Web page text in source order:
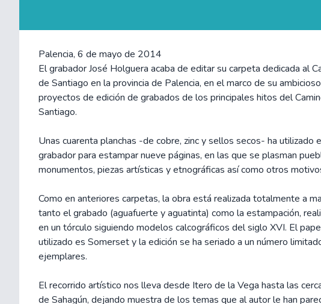
Palencia, 6 de mayo de 2014
El grabador José Holguera acaba de editar su carpeta dedicada al
de Santiago en la provincia de Palencia, en el marco de su ambicioso
proyectos de edición de grabados de los principales hitos del
Santiago.
Unas cuarenta planchas -de cobre, zinc y sellos secos- ha utilizado
grabador para estampar nueve páginas, en las que se plasman
monumentos, piezas artísticas y etnográficas así como otros
Como en anteriores carpetas, la obra está realizada totalmente a
tanto el grabado (aguafuerte y aguatinta) como la estampación,
en un tórculo siguiendo modelos calcográficos del siglo XVI. El
utilizado es Somerset y la edición se ha seriado a un número
ejemplares.
El recorrido artístico nos lleva desde Itero de la Vega hasta las
de Sahagún, dejando muestra de los temas que al autor le han